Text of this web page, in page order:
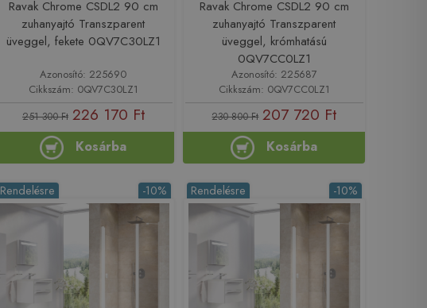
Ravak Chrome CSDL2 90 cm
zuhanyajtó Transzparent
üveggel, fekete 0QV7C30LZ1
Azonosító: 225690
Cikkszám: 0QV7C30LZ1
251 300 Ft 226 170 Ft
Kosárba
Ravak Chrome CSDL2 90 cm
zuhanyajtó Transzparent
üveggel, krómhatású
0QV7CC0LZ1
Azonosító: 225687
Cikkszám: 0QV7CC0LZ1
230 800 Ft 207 720 Ft
Kosárba
-10%
Rendelésre -10%
Rendelésre